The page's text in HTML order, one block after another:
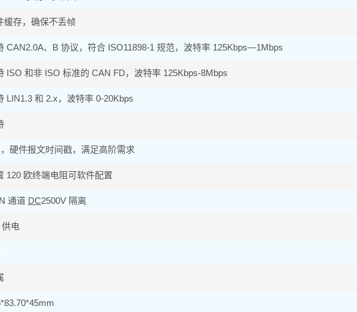
缓存，确保不丢帧
CAN2.0A、B 协议，符合 ISO11898-1 规范，波特率 125Kbps—1Mbps
ISO 和非 ISO 标准的 CAN FD，波特率 125Kbps-8Mbps
LIN1.3 和 2.x，波特率 0-20Kbps
硬件报文时间戳，满足高阶需求
120 欧终端电阻可软件配置
通道 DC2500V 隔离
供电